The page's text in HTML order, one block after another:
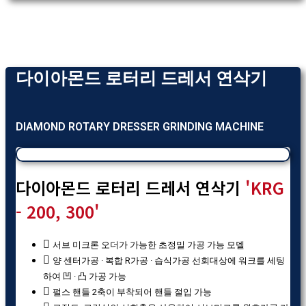
다이아몬드 로터리 드레서 연삭기
DIAMOND ROTARY DRESSER GRINDING MACHINE
다이아몬드 로터리 드레서 연삭기 'KRG
- 200, 300'
서브 미크론 오더가 가능한 초정밀 가공 가능 모델
양 센터가공 · 복합 R가공 · 습식가공 선회대상에 워크를 세팅
하여 凹 · 凸 가공 가능
펄스 핸들 2축이 부착되어 핸들 절입 가능